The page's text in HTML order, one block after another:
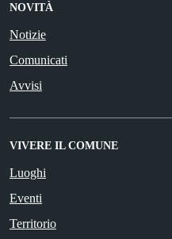
NOVITÀ
Notizie
Comunicati
Avvisi
VIVERE IL COMUNE
Luoghi
Eventi
Territorio